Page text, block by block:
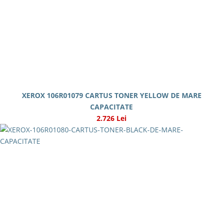
XEROX 106R01079 CARTUS TONER YELLOW DE MARE
CAPACITATE
2.726 Lei